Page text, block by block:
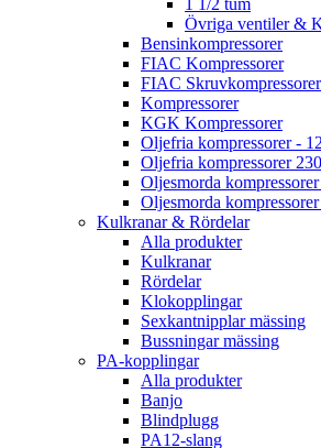
1 1/2 tum
Övriga ventiler &
Bensinkompressorer
FIAC Kompressorer
FIAC Skruvkompressorer
Kompressorer
KGK Kompressorer
Oljefria kompressorer -
Oljefria kompressorer
Oljesmorda
Oljesmorda
Kulkranar & Rördelar
Alla produkter
Kulkranar
Rördelar
Klokopplingar
Sexkantnipplar mässing
Bussningar mässing
PA-kopplingar
Alla produkter
Banjo
Blindplugg
PA12-slang